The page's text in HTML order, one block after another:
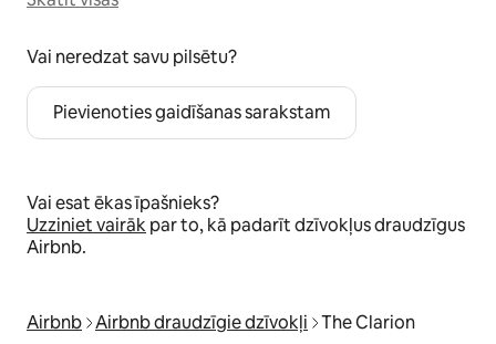
Vai neredzat savu pilsētu?
Pievienoties gaidīšanas sarakstam
Vai esat ēkas īpašnieks?
Uzziniet vairākpar to, kā padarīt dzīvokļus draudzīgus
Airbnb.
Airbnb Airbnb draudzīgie dzīvokļi The Clarion